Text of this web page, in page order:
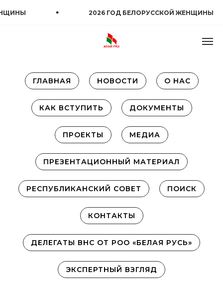
2026 ГОД БЕЛОРУССКОЙ ЖЕНЩИНЫ
ГЛАВНАЯ НОВОСТИ О НАС
КАК ВСТУПИТЬ ДОКУМЕНТЫ
ПРОЕКТЫ МЕДИА
ПРЕЗЕНТАЦИОННЫЙ МАТЕРИАЛ
РЕСПУБЛИКАНСКИЙ СОВЕТ ПОИСК
КОНТАКТЫ
ДЕЛЕГАТЫ ВНС ОТ РОО «БЕЛАЯ РУСЬ»
ЭКСПЕРТНЫЙ ВЗГЛЯД